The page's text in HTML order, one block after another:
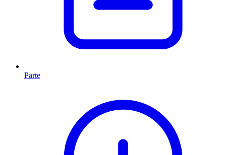
Parte